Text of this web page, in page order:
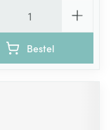
Bestel